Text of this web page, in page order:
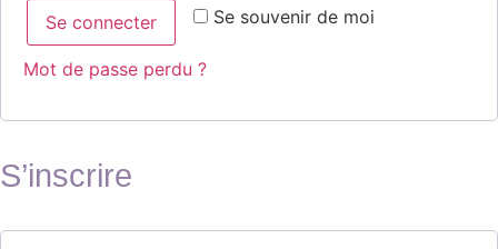
Se souvenir de moi
Se connecter
Mot de passe perdu ?
S’inscrire